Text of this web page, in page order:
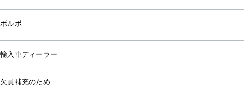
ボルボ
輸入車ディーラー
欠員補充のため